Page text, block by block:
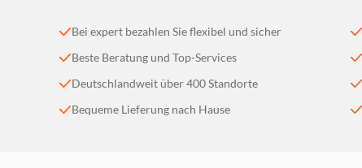
Bei expert bezahlen Sie flexibel und sicher
Beste Beratung und Top-Services
Deutschlandweit über 400 Standorte
Bequeme Lieferung nach Hause